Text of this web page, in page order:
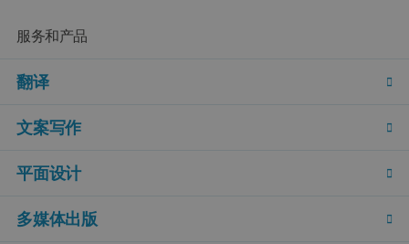
服务和产品
翻译
文案写作
平面设计
多媒体出版